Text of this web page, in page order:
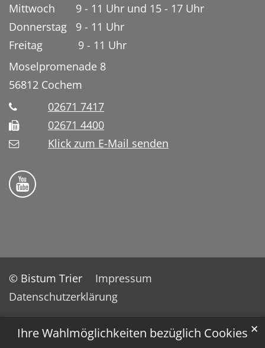
Ihre Wahlmöglichkeiten bezüglich Cookies ✕
Mittwoch 9 - 11 Uhr und 15 - 17 Uhr
Donnerstag 9 - 11 Uhr
Freitag 9 - 11 Uhr
Moselpromenade 8
56812 Cochem
02671 7417
02671 4400
Klick zum E-Mail senden
Bistum Trier auf YouTube
© Bistum Trier
Impressum
Datenschutzerklärung